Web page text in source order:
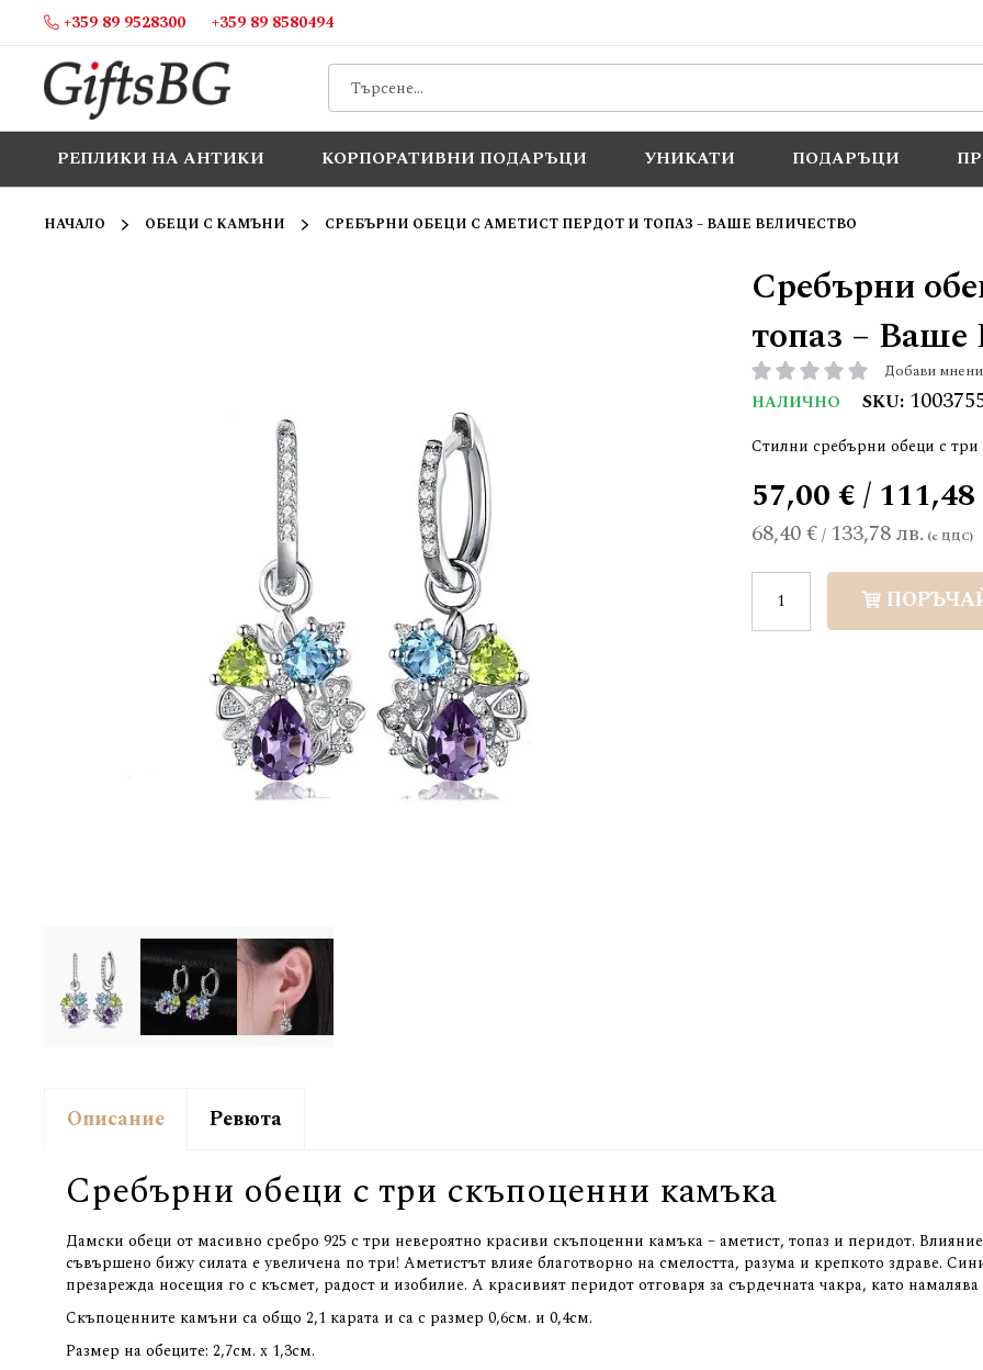
Прескачане
съдържанието
+359 89 9528300 +359 89 8580494
РЕПЛИКИ НА АНТИКИ КОРПОРАТИВНИ ПОДАРЪЦИ УНИКАТИ ПОДАРЪЦИ
НАЧАЛО ОБЕЦИ С КАМЪНИ СРЕБЪРНИ ОБЕЦИ С АМЕТИСТ ПЕРДОТ И ТОПАЗ – ВАШЕ ВЕЛИЧЕСТВО
Сребърни
топаз – Ваше
рейтинг: Добави
НАЛИЧНО SKU
Стилни сребърни обеци с
68,40 €/ 133,78 лв.
57,00 € / 111,48
Описание
Сребърни обеци с три скъпоценни камъка
Дамски обеци от масивно сребро 925 с три невероятно красиви скъпоценни камъка – аметист, топаз и перидот.
съвършено бижу силата е увеличена по три! Аметистът влияе благотворно на смелостта, разума и крепкото здраве.
презарежда носещия го с късмет, радост и изобилие. А красивият перидот отговаря за сърдечната чакра, като
Скъпоценните камъни са общо 2,1 карата и са с размер 0,6см. и 0,4см.
Размер на обеците: 2,7см. х 1,3см.
Ревюта